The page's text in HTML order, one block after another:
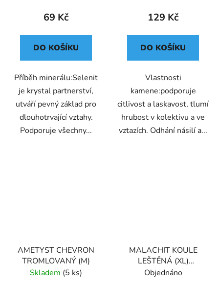
69 Kč
DO KOŠÍKU
Příběh minerálu:Selenit
je krystal partnerství,
utváří pevný základ pro
dlouhotrvající vztahy.
Podporuje všechny...
129 Kč
DO KOŠÍKU
Vlastnosti
kamene:podporuje
citlivost a laskavost, tlumí
hrubost v kolektivu a ve
vztazích. Odhání násilí a...
AMETYST CHEVRON
TROMLOVANÝ (M)
Skladem (5 ks)
MALACHIT KOULE
LEŠTĚNÁ (XL)
PREMIUM 504g
Objednáno